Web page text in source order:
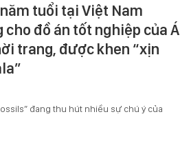
tuổi tại Việt Nam
đồ án tốt nghiệp của Á
trang, được khen “xịn
đang thu hút nhiều sự chú ý của